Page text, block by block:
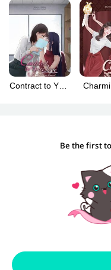
Contract to Your
Be the first